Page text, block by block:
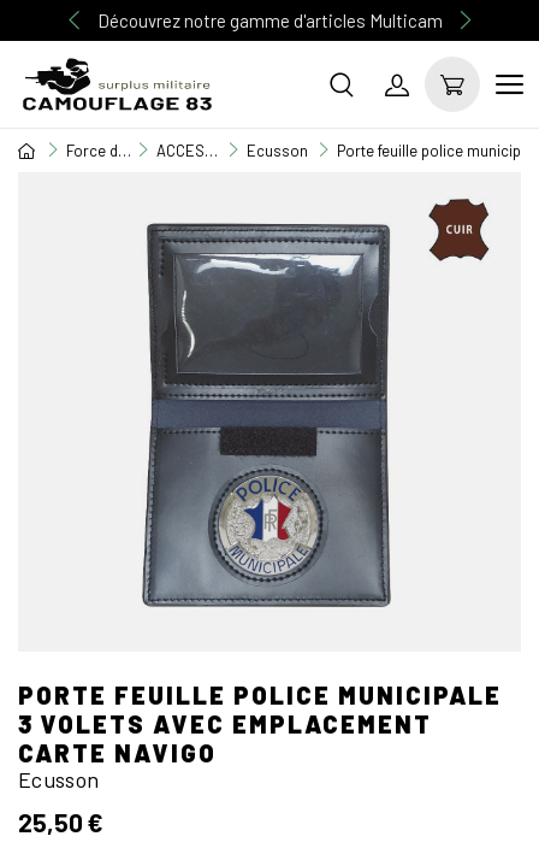
Découvrez notre gamme d'articles Multicam
Force de l'ordre ACCESSOIRES FORCES DE L'ORDRE Ecusson Porte feuille police
PORTE FEUILLE POLICE MUNICIPALE
3 VOLETS AVEC EMPLACEMENT
CARTE NAVIGO
Ecusson
25,50 €